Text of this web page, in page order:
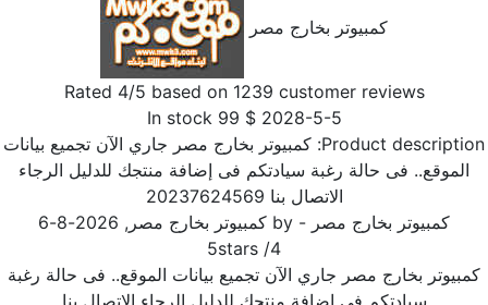
كمبيوتر بخارج مصر
Rated4/5 based on1239customer reviews
2028-5-5
$
99
In stock
Product كمبيوتر بخارج مصر جاري الآن تجميع بيانات
الموقع.. فى حالة رغبة سيادتكم فى إضافة منتجك للدليل الرجاء
الاتصال بنا 20237624569
كمبيوتر بخارج مصر- by كمبيوتر بخارج مصر,
2026-8-6
/
5stars
بخارج مصر جاري الآن تجميع بيانات الموقع.. فى حالة رغبة
سيادتكم فى إضافة منتجك للدليل الرجاء الاتصال بنا